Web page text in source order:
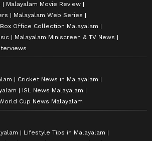
Malayalam Movie Review
Malayalam Web Series
Box Office Collection Malayalam
Malayalam Miniscreen & TV News
Cricket News in Malayalam
ISL News Malayalam
Cup News Malayalam
Lifestyle Tips in Malayalam